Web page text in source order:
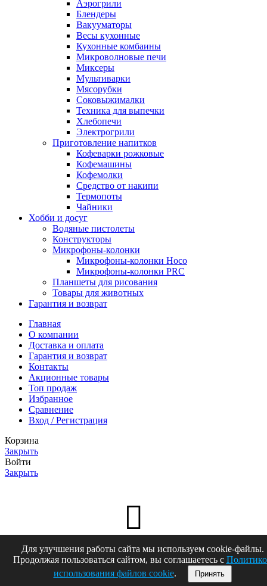
Аэрогрили
Блендеры
Вакууматоры
Весы кухонные
Кухонные комбаины
Микроволновые печи
Миксеры
Мультиварки
Мясорубки
Соковыжималки
Техника для выпечки
Хлебопечи
Электрогрили
Приготовление напитков
Кофеварки рожковые
Кофемашины
Кофемолки
Средство от накипи
Термопоты
Чайники
Хобби и досуг
Водяные пистолеты
Конструкторы
Микрофоны-колонки
Микрофоны-колонки Hoco
Микрофоны-колонки PRC
Планшеты для рисования
Товары для животных
Гарантия и возврат
Главная
О компании
Доставка и оплата
Гарантия и возврат
Контакты
Акционные товары
Топ продаж
Избранное
Сравнение
Вход / Регистрация
Корзина
Закрыть
Войти
Закрыть
Еще нет аккаунта?
Создать аккаунт
Для улучшения работы сайта мы используем cookie-файлы.
Продолжая пользоваться сайтом, вы соглашаетесь с
использования файлов cookie. Принять